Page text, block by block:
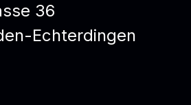
36
Echterdingen